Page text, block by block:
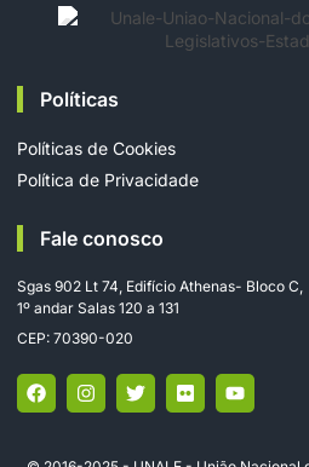
Políticas
Políticas de Cookies
Política de Privacidade
Fale conosco
Sgas 902 Lt 74, Edifício Athenas- Bloco C,
1º andar Salas 120 a 131
CEP: 70390-020